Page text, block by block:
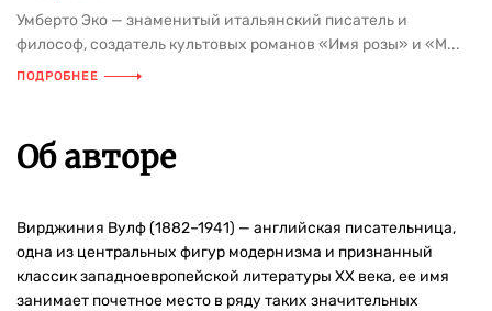
Умберто Эко — знаменитый итальянский писатель и
философ, создатель культовых романов «Имя розы» и «М...
ПОДРОБНЕЕ
Об авторе
Вирджиния Вулф (1882–1941) — английская писательница,
одна из центральных фигур модернизма и признанный
классик западноевропейской литературы ХХ века, ее имя
занимает почетное место в ряду таких значительных